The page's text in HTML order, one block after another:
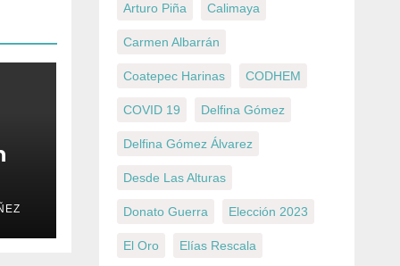
Arturo Piña Calimaya
Carmen Albarrán
Coatepec Harinas CODHEM
COVID 19 Delfina Gómez
Delfina Gómez Álvarez
Desde Las Alturas
Donato Guerra Elección 2023
El Oro Elías Rescala